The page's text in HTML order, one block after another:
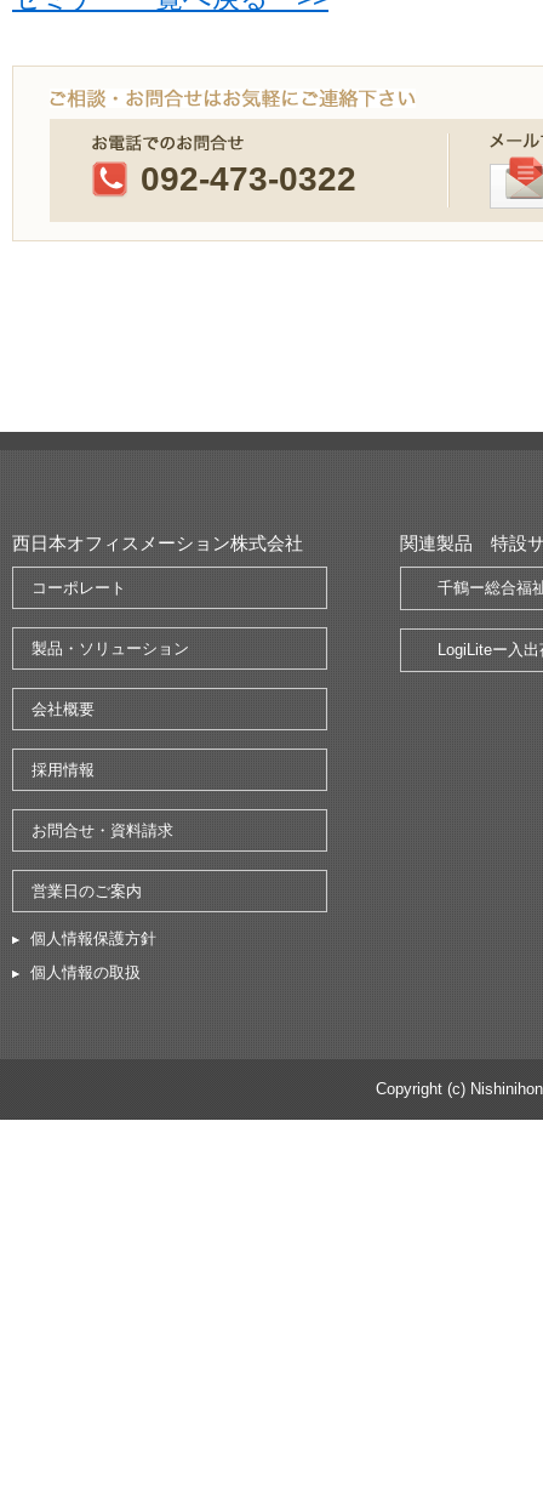
092-473-0322
西日本オフィスメーション株式会社
コーポレート
製品・ソリューション
会社概要
採用情報
お問合せ・資料請求
営業日のご案内
個人情報保護方針
個人情報の取扱
関連製品 特設
千鶴ー総合福
LogiLiteー入
Copyright (c)